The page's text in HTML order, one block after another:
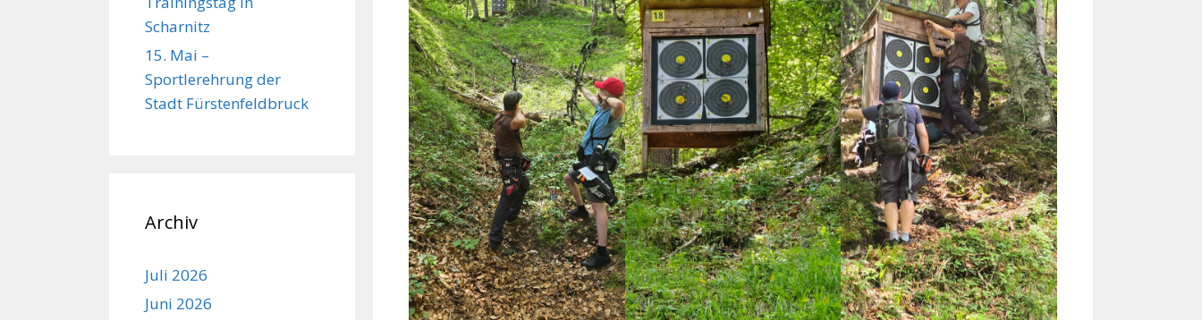
Scharnitz
15. Mai –
Sportlerehrung der
Stadt Fürstenfeldbruck
Archiv
Juli 2026
Juni 2026